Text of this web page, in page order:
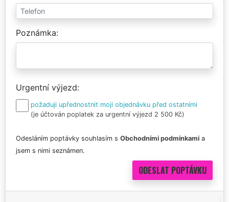
Poznámka
Urgentní výjezd
požaduji upřednostnit moji objednávku před ostatními
(je účtován poplatek za urgentní výjezd 2 500 Kč)
Odesláním poptávky souhlasím s Obchodními podmínkami a
jsem s nimi seznámen.